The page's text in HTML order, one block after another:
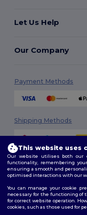
Let Us Help
Our Company
Payment Methods
Shipping Methods
Follow Us
This website uses
Our website utilises both our
functionality, remembering
ensuring a smooth and
optimised interactions with our
You can manage your cookie
necessary for the functioning of
for correct website operation.
cookies, such as those used for